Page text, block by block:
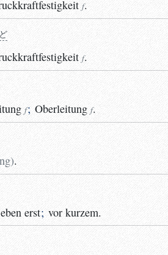
f.
ど
f.
f; Oberleitung f.
).
eben erst; vor kurzem.